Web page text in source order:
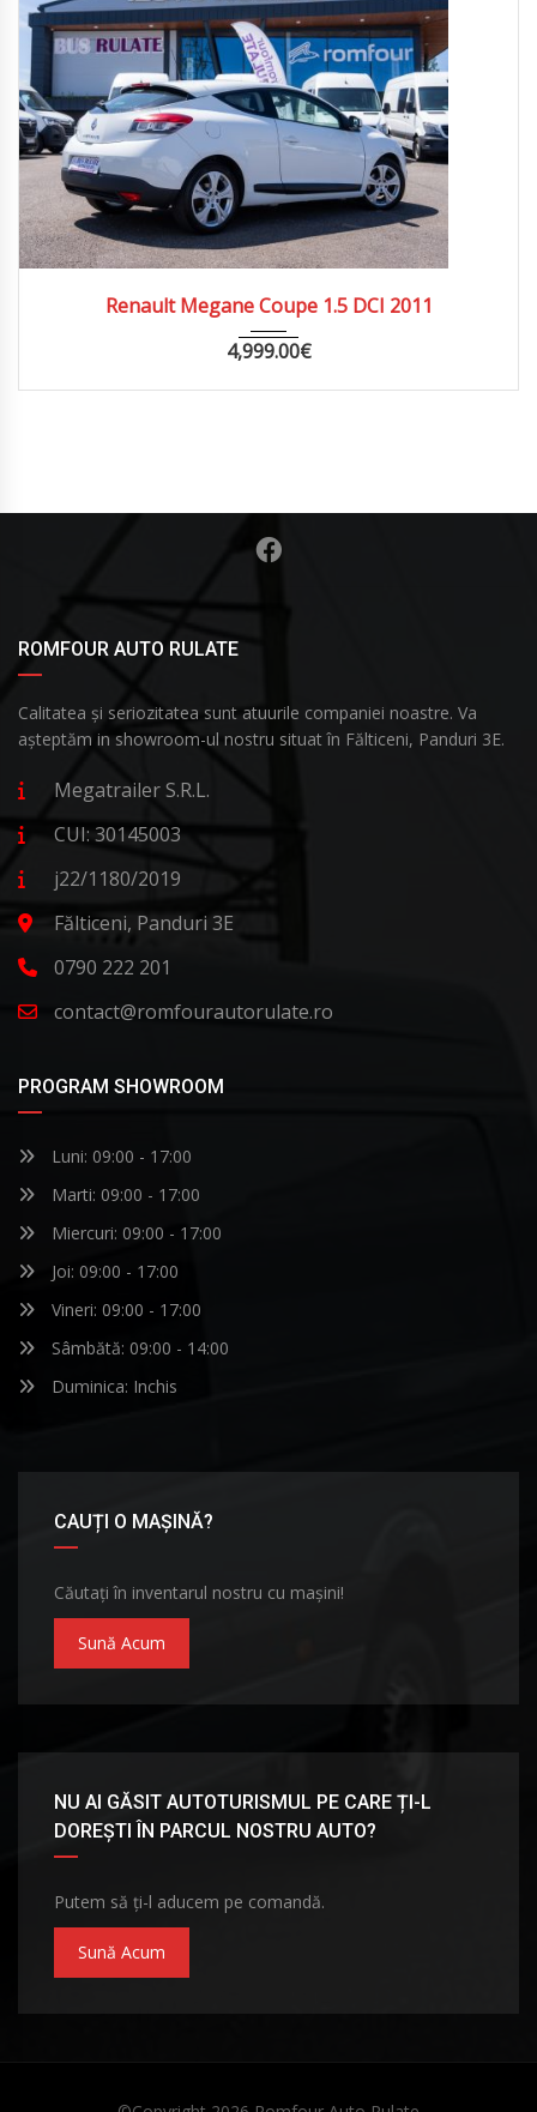
Renault Megane Coupe 1.5 DCI 2011
4,999.00€
ROMFOUR AUTO RULATE
Calitatea și seriozitatea sunt atuurile companiei noastre. Va
așteptăm in showroom-ul nostru situat în Fălticeni, Panduri 3E.
Megatrailer S.R.L.
CUI: 30145003
j22/1180/2019
Fălticeni, Panduri 3E
0790 222 201
contact@romfourautorulate.ro
PROGRAM SHOWROOM
Luni: 09:00 - 17:00
Marti: 09:00 - 17:00
Miercuri: 09:00 - 17:00
Joi: 09:00 - 17:00
Vineri: 09:00 - 17:00
Sâmbătă: 09:00 - 14:00
Duminica: Inchis
CAUȚI O MAȘINĂ?
Căutați în inventarul nostru cu mașini!
Sună Acum
NU AI GĂSIT AUTOTURISMUL PE CARE ȚI-L
DOREȘTI ÎN PARCUL NOSTRU AUTO?
Putem să ți-l aducem pe comandă.
Sună Acum